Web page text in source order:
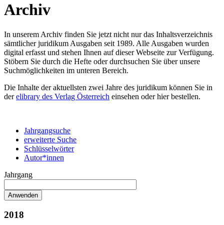
Archiv
In unserem Archiv finden Sie jetzt nicht nur das Inhaltsverzeichnis
sämtlicher juridikum Ausgaben seit 1989. Alle Ausgaben wurden
digital erfasst und stehen Ihnen auf dieser Webseite zur Verfügung.
Stöbern Sie durch die Hefte oder durchsuchen Sie über unsere
Suchmöglichkeiten im unteren Bereich.
Die Inhalte der aktuellsten zwei Jahre des juridikum können Sie in
derelibrary des Verlag Österreich einsehen oder hier bestellen.
Jahrgangsuche
erweiterte Suche
Schlüsselwörter
Autor*innen
Jahrgang
2018